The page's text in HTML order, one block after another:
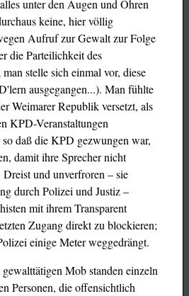
unter den Augen und Ohren
keine, hier völlig
Aufruf zur Gewalt zur Folge
die Parteilichkeit des
man stelle sich einmal vor, diese
ausgegangen...). Man fühlte
Weimarer Republik versetzt, als
KPD-Veranstaltungen
daß die KPD gezwungen war,
damit ihre Sprecher nicht
und unverfroren – sie
durch Polizei und Justiz –
mit ihrem Transparent
Zugang direkt zu blockieren;
einige Meter weggedrängt.
Mob standen einzeln
Personen, die offensichtlich